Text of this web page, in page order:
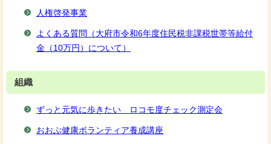
人権啓発事業
よくある質問（大府市令和6年度住民税非課税世帯等給付
金（10万円）について）
組織
ずっと元気に歩きたい ロコモ度チェック測定会
おおぶ健康ボランティア養成講座